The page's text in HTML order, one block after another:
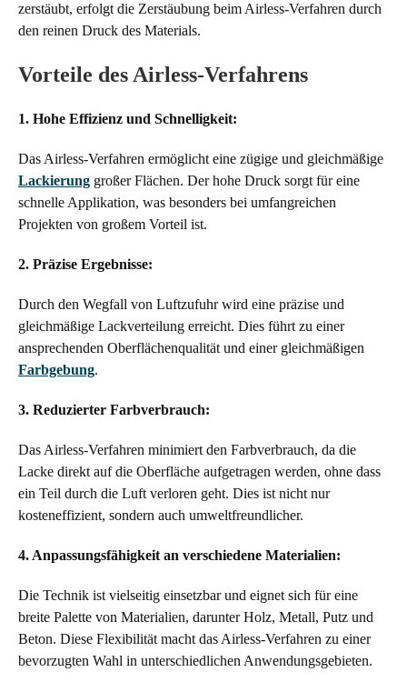
zerstäubt, erfolgt die Zerstäubung beim Airless-Verfahren durch
den reinen Druck des Materials.
Vorteile des Airless-Verfahrens
1. Hohe Effizienz und Schnelligkeit:
Das Airless-Verfahren ermöglicht eine zügige und gleichmäßige
Lackierung großer Flächen. Der hohe Druck sorgt für eine
schnelle Applikation, was besonders bei umfangreichen
Projekten von großem Vorteil ist.
2. Präzise Ergebnisse:
Durch den Wegfall von Luftzufuhr wird eine präzise und
gleichmäßige Lackverteilung erreicht. Dies führt zu einer
ansprechenden Oberflächenqualität und einer gleichmäßigen
Farbgebung.
3. Reduzierter Farbverbrauch:
Das Airless-Verfahren minimiert den Farbverbrauch, da die
Lacke direkt auf die Oberfläche aufgetragen werden, ohne dass
ein Teil durch die Luft verloren geht. Dies ist nicht nur
kosteneffizient, sondern auch umweltfreundlicher.
4. Anpassungsfähigkeit an verschiedene Materialien:
Die Technik ist vielseitig einsetzbar und eignet sich für eine
breite Palette von Materialien, darunter Holz, Metall, Putz und
Beton. Diese Flexibilität macht das Airless-Verfahren zu einer
bevorzugten Wahl in unterschiedlichen Anwendungsgebieten.